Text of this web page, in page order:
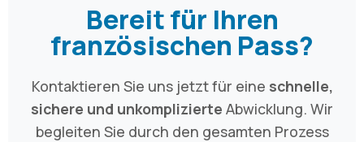
Bereit für Ihren
französischen Pass?
Kontaktieren Sie uns jetzt für eine schnelle,
sichere und unkomplizierte Abwicklung. Wir
begleiten Sie durch den gesamten Prozess